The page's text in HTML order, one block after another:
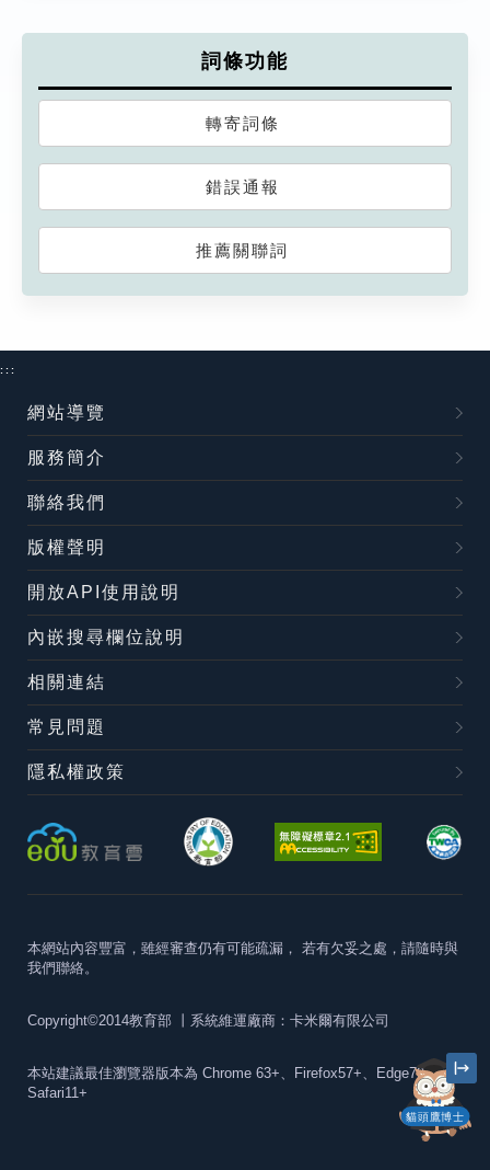
詞條功能
轉寄詞條
錯誤通報
推薦關聯詞
貓頭鷹博士
:::
網站導覽
服務簡介
聯絡我們
版權聲明
開放API使用說明
內嵌搜尋欄位說明
相關連結
常見問題
隱私權政策
本網站內容豐富，雖經審查仍有可能疏漏， 若有欠妥之處，請隨時與
我們聯絡。
Copyright©2014教育部 丨系統維運廠商：卡米爾有限公司
本站建議最佳瀏覽器版本為 Chrome 63+、Firefox57+、Edge79+及
Safari11+